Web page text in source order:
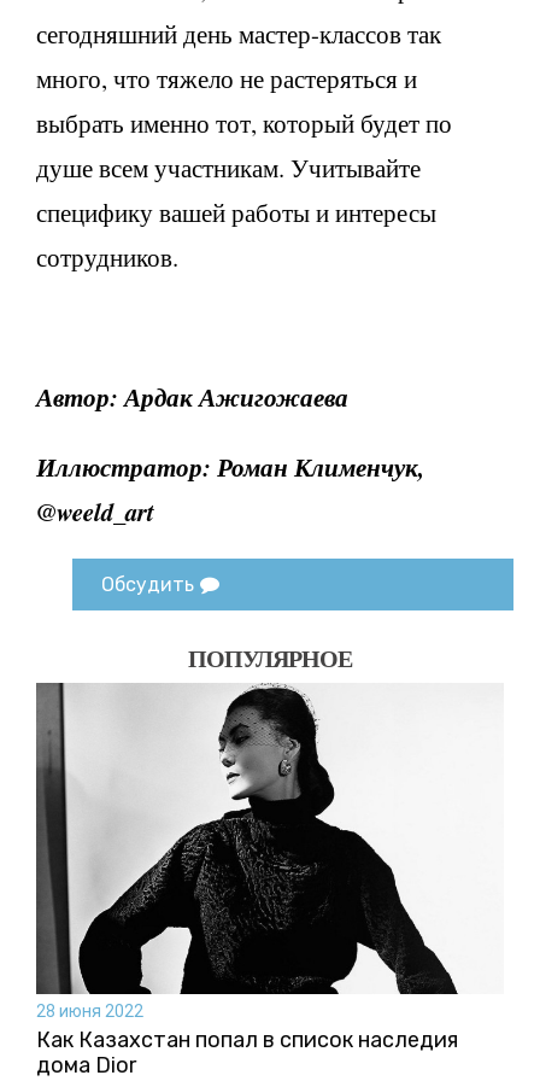
сегодняшний день мастер-классов так
много, что тяжело не растеряться и
выбрать именно тот, который будет по
душе всем участникам. Учитывайте
специфику вашей работы и интересы
сотрудников.
Автор: Ардак Ажигожаева
Иллюстратор: Роман Клименчук,
@weeld_art
Обсудить
ПОПУЛЯРНОЕ
28 июня 2022
Как Казахстан попал в список наследия
дома Dior